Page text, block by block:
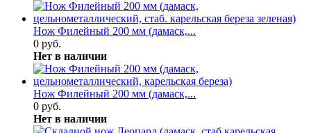
Нож Филейный 200 мм (дамаск,...
0 руб.
Нет в наличии
Нож Филейный 200 мм (дамаск,...
0 руб.
Нет в наличии